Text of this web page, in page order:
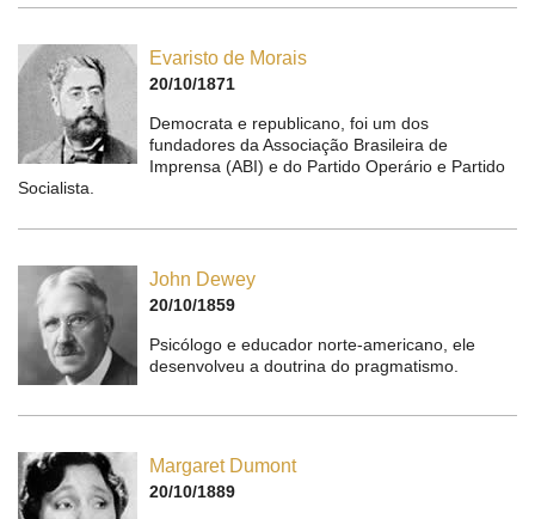
Evaristo de Morais
20/10/1871
Democrata e republicano, foi um dos
fundadores da Associação Brasileira de
Imprensa (ABI) e do Partido Operário e Partido
Socialista.
John Dewey
20/10/1859
Psicólogo e educador norte-americano, ele
desenvolveu a doutrina do pragmatismo.
Margaret Dumont
20/10/1889